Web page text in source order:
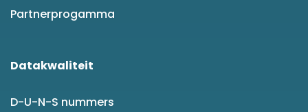
Partnerprogamma
Datakwaliteit
D-U-N-S nummers